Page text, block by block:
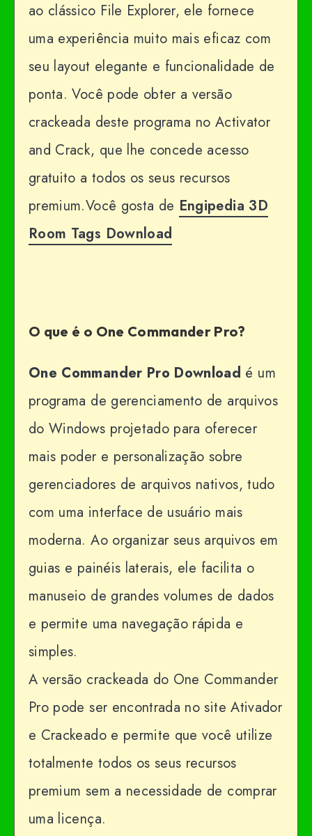
ao clássico File Explorer, ele fornece
uma experiência muito mais eficaz com
seu layout elegante e funcionalidade de
ponta. Você pode obter a versão
crackeada deste programa no Activator
and Crack, que lhe concede acesso
gratuito a todos os seus recursos
premium.Você gosta de Engipedia 3D
Room Tags Download
O que é o One Commander Pro?
One Commander Pro Download é um
programa de gerenciamento de arquivos
do Windows projetado para oferecer
mais poder e personalização sobre
gerenciadores de arquivos nativos, tudo
com uma interface de usuário mais
moderna. Ao organizar seus arquivos em
guias e painéis laterais, ele facilita o
manuseio de grandes volumes de dados
e permite uma navegação rápida e
simples.
A versão crackeada do One Commander
Pro pode ser encontrada no site Ativador
e Crackeado e permite que você utilize
totalmente todos os seus recursos
premium sem a necessidade de comprar
uma licença.